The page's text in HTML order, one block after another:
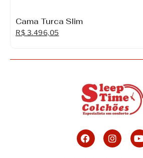
Cama Turca Slim
R$ 3.496,05